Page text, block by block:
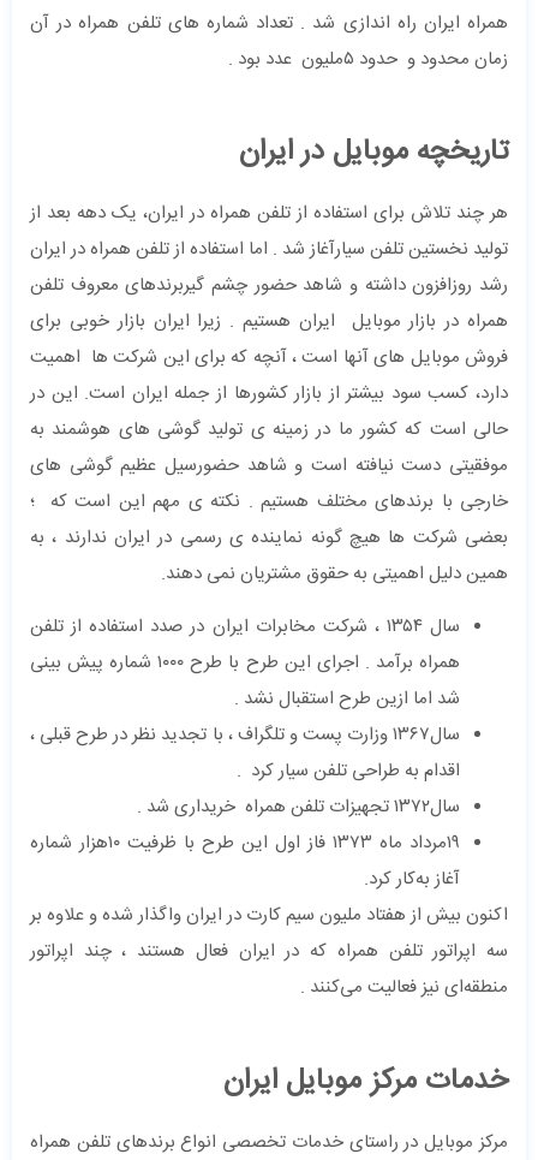
همراه ایران راه اندازی شد . تعداد شماره های تلفن همراه در آن
زمان محدود و حدود ۵ملیون عدد بود .
تاریخچه موبایل در ایران
هر چند تلاش برای استفاده از تلفن همراه در ایران، یک دهه بعد از
تولید نخستین تلفن سیارآغاز شد . اما استفاده از تلفن همراه در ایران
رشد روزافزون داشته و شاهد حضور چشم گیربرندهای معروف تلفن
همراه در بازار موبایل ایران هستیم . زیرا ایران بازار خوبی برای
فروش موبایل های آنها است ، آنچه که برای این شرکت ها اهمیت
دارد، کسب سود بیشتر از بازار کشورها از جمله ایران است. این در
حالی است که کشور ما در زمینه ی تولید گوشی های هوشمند به
موفقیتی دست نیافته است و شاهد حضورسیل عظیم گوشی های
خارجی با برندهای مختلف هستیم . نکته ی مهم این است که ؛
بعضی شرکت ها هیچ گونه نماینده ی رسمی در ایران ندارند ، به
همین دلیل اهمیتی به حقوق مشتریان نمی دهند.
سال ۱۳۵۴ ، شرکت مخابرات ایران در صدد استفاده از تلفن
همراه برآمد . اجرای این طرح با طرح ۱۰۰۰ شماره پیش بینی
شد اما ازین طرح استقبال نشد .
سال۱۳۶۷ وزارت پست و تلگراف ، با تجدید نظر در طرح قبلی ،
اقدام به طراحی تلفن سیار کرد .
سال۱۳۷۲ تجهیزات تلفن همراه خریداری شد .
۱۹مرداد ‌ماه ۱۳۷۳ فاز اول این طرح با ظرفیت ۱۰هزار شماره‌
آغاز به‌کار کرد.
اکنون بیش از هفتاد ملیون سیم کارت در ایران واگذار شده و علاوه بر
سه اپراتور تلفن همراه که در ایران فعال هستند ، چند اپراتور
منطقه‌ای نیز فعالیت می‌کنند .
خدمات مرکز موبایل ایران
مرکز موبایل در راستای خدمات تخصصی انواع برندهای تلفن همراه